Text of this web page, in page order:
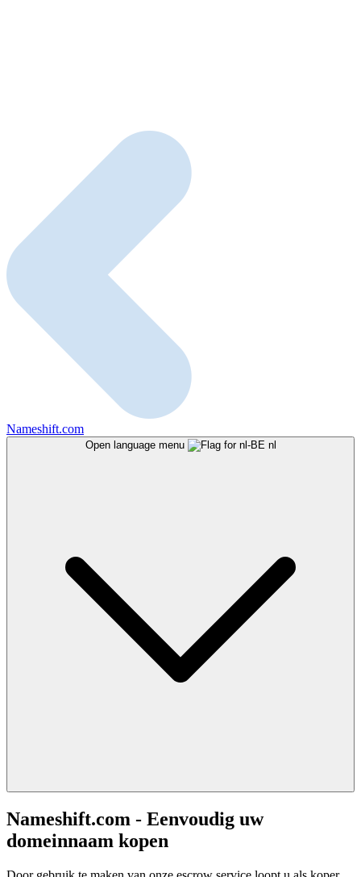
Nameshift.com
Open language menu nl
Nameshift.com - Eenvoudig uw
domeinnaam kopen